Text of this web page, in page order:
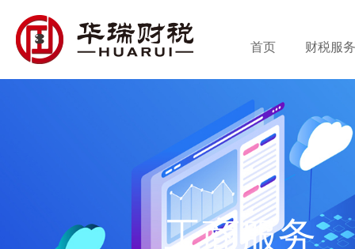
首页 财税服务
工商服务